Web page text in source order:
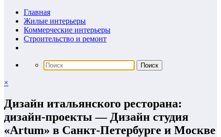
Главная
Жилые интерьеры
Коммерческие интерьеры
Строительство и ремонт
×
Дизайн итальянского ресторана:
дизайн-проекты — Дизайн студия
«Artum» в Санкт-Петербурге и Москве